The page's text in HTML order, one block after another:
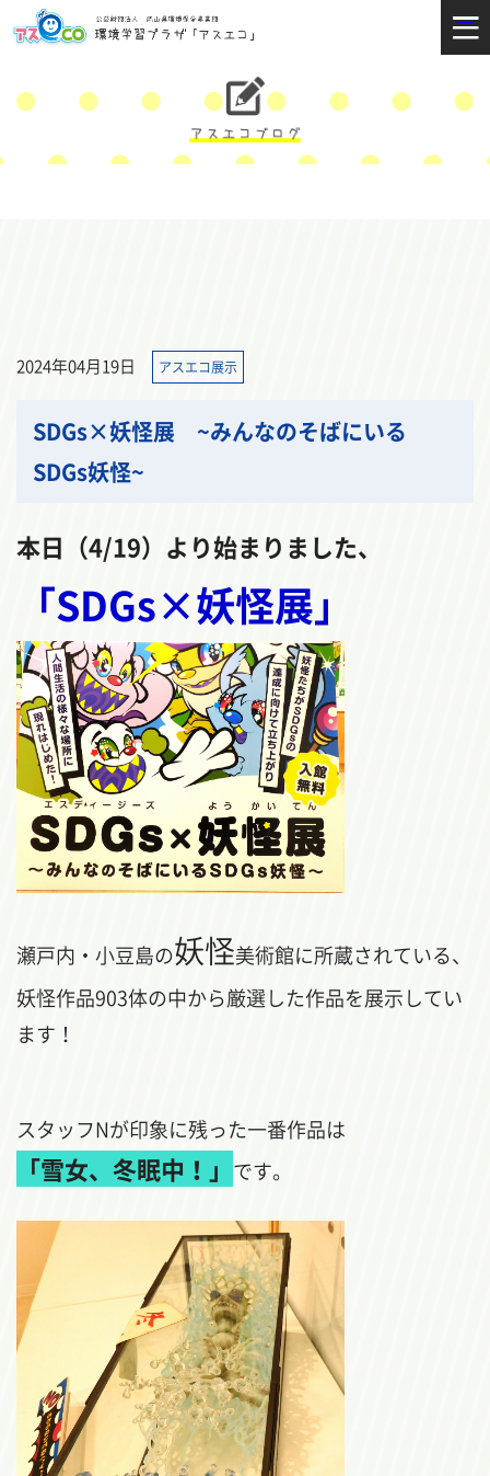
2024年04月19日 アスエコ展示
SDGs×妖怪展 ~みんなのそばにいる
SDGs妖怪~
本日（4/19）より始まりました、
「SDGs×妖怪展」
瀬戸内・小豆島の妖怪美術館に所蔵されている、
妖怪作品903体の中から厳選した作品を展示してい
ます！
スタッフNが印象に残った一番作品は
「雪女、冬眠中！」 です。